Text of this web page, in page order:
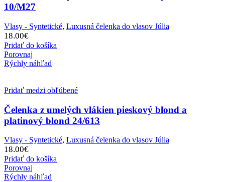
10/M27
Vlasy - Syntetické, Luxusná čelenka do vlasov Júlia
18.00€
Pridať do košíka
Porovnaj
Rýchly náhľad
Pridať medzi obľúbené
Čelenka z umelých vlákien pieskový blond a
platinový blond 24/613
Vlasy - Syntetické, Luxusná čelenka do vlasov Júlia
18.00€
Pridať do košíka
Porovnaj
Rýchly náhľad